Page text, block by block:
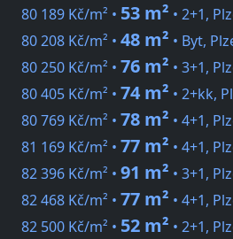
80 189 Kč/m² • 53 m² • 2+1,
80 208 Kč/m² • 48 m² • Byt,
80 250 Kč/m² • 76 m² • 3+1,
80 405 Kč/m² • 74 m² • 2+kk,
80 769 Kč/m² • 78 m² • 4+1,
81 169 Kč/m² • 77 m² • 4+1,
82 396 Kč/m² • 91 m² • 3+1,
82 468 Kč/m² • 77 m² • 4+1,
82 500 Kč/m² • 52 m² • 2+1,